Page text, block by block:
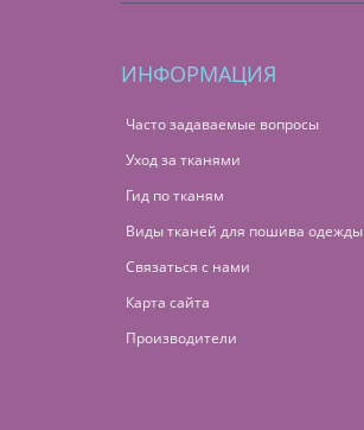
ИНФОРМАЦИЯ
Часто задаваемые вопросы
Уход за тканями
Гид по тканям
Виды тканей для пошива одежды
Связаться с нами
Карта сайта
Производители